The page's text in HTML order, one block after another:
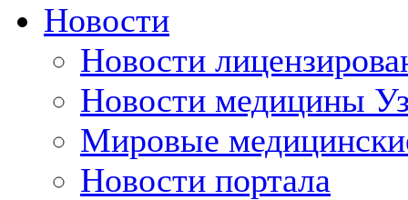
Новости
Новости
Новости медицины
Мировые
Новости портала